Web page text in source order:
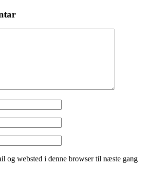
og websted i denne browser til næste gang